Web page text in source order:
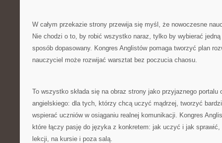
W całym przekazie strony przewija się myśl, że nowoczesne
Nie chodzi o to, by robić wszystko naraz, tylko by wybierać
sposób dopasowany. Kongres Anglistów pomaga tworzyć plan
nauczyciel może rozwijać warsztat bez poczucia chaosu.
To wszystko składa się na obraz strony jako przyjaznego portalu
angielskiego: dla tych, którzy chcą uczyć mądrzej, tworzyć
wspierać uczniów w osiąganiu realnej komunikacji. Kongres
które łączy pasję do języka z konkretem: jak uczyć i jak
lekcji, na kursie i poza salą.